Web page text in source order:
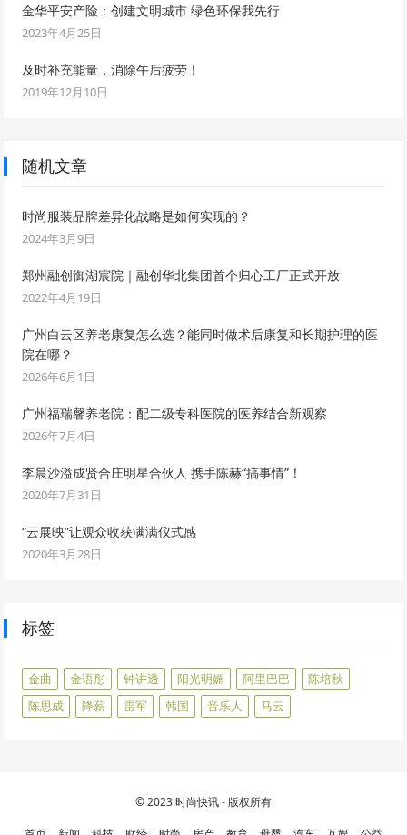
金华平安产险：创建文明城市 绿色环保我先行
2023年4月25日
及时补充能量，消除午后疲劳！
2019年12月10日
随机文章
时尚服装品牌差异化战略是如何实现的？
2024年3月9日
郑州融创御湖宸院｜融创华北集团首个归心工厂正式开放
2022年4月19日
广州白云区养老康复怎么选？能同时做术后康复和长期护理的医
院在哪？
2026年6月1日
广州福瑞馨养老院：配二级专科医院的医养结合新观察
2026年7月4日
李晨沙溢成贤合庄明星合伙人 携手陈赫“搞事情”！
2020年7月31日
“云展映”让观众收获满满仪式感
2020年3月28日
标签
金曲 金语彤 钟讲透 阳光明媚 阿里巴巴
陈培秋
陈思成
降薪 雷军 韩国 音乐人 马云
© 2023时尚快讯- 版权所有